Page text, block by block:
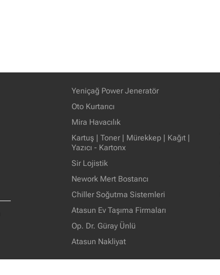
Yeniçağ Power Jeneratör
Oto Kurtarıcı
Mira Havacılık
Kartuş | Toner | Mürekkep | Kağıt |
Yazıcı - Kartonx
Sir Lojistik
Nework Mert Bostancı
Chiller Soğutma Sistemleri
Atasun Ev Taşıma Firmaları
Op. Dr. Güray Ünlü
Atasun Nakliyat